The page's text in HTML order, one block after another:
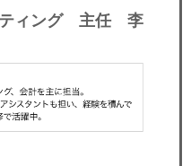
ティング 主任 李